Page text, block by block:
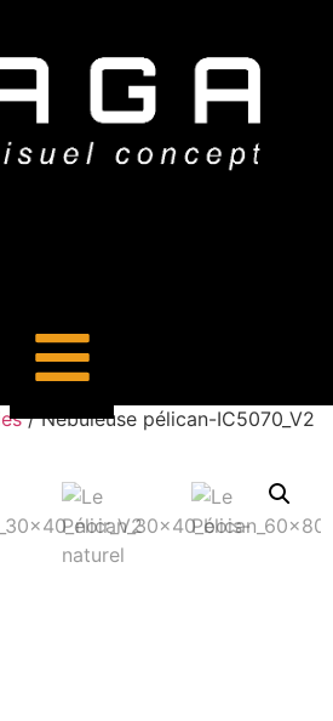
/ Nébuleuse pélican-IC5070_V2